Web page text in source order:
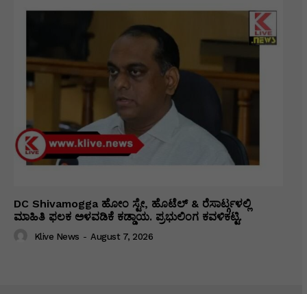
DC Shivamogga ಹೋಂ ಸ್ಟೇ, ಹೊಟೆಲ್ & ರೆಸಾರ್ಟ್ಗಳಲ್ಲಿ
ಮಾಹಿತಿ ಫಲಕ ಅಳವಡಿಕೆ ಕಡ್ಡಾಯ. ಪ್ರಭುಲಿಂಗ ಕವಳಿಕಟ್ಟಿ.
Klive News - August 7, 2026